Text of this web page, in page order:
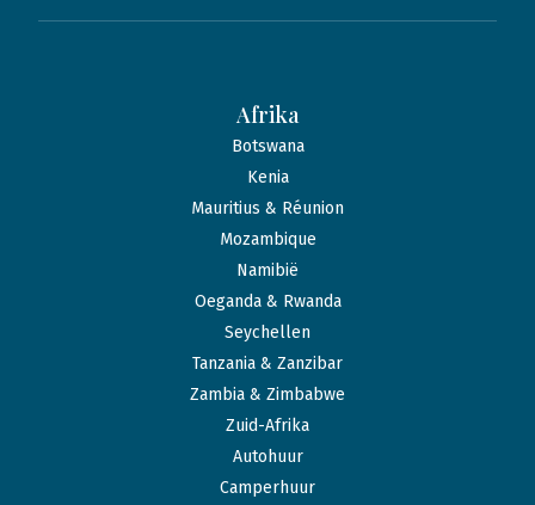
Afrika
Botswana
Kenia
Mauritius & Réunion
Mozambique
Namibië
Oeganda & Rwanda
Seychellen
Tanzania & Zanzibar
Zambia & Zimbabwe
Zuid-Afrika
Autohuur
Camperhuur